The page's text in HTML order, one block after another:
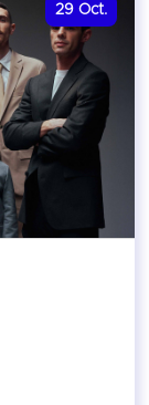
29 Oct.